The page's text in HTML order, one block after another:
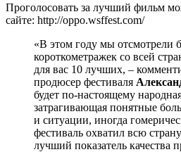
Проголосовать за лучший фильм
сайте: http://oppo.wsffest.com/
«В этом году мы отсмотрели
короткометражек со всей
для вас 10 лучших, –
продюсер фестиваля
будет по-настоящему
затрагивающая понятные
и ситуации, иногда
фестиваль охватил всю
лучший показатель качества